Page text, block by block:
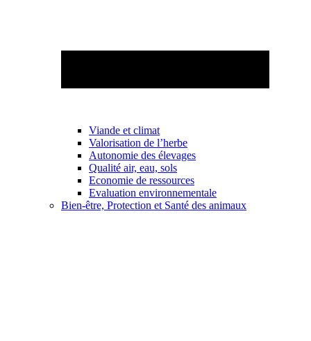
Viande et climat
Valorisation de l’herbe
Autonomie des élevages
Qualité air, eau, sols
Economie de ressources
Evaluation environnementale
Bien-être, Protection et Santé des animaux